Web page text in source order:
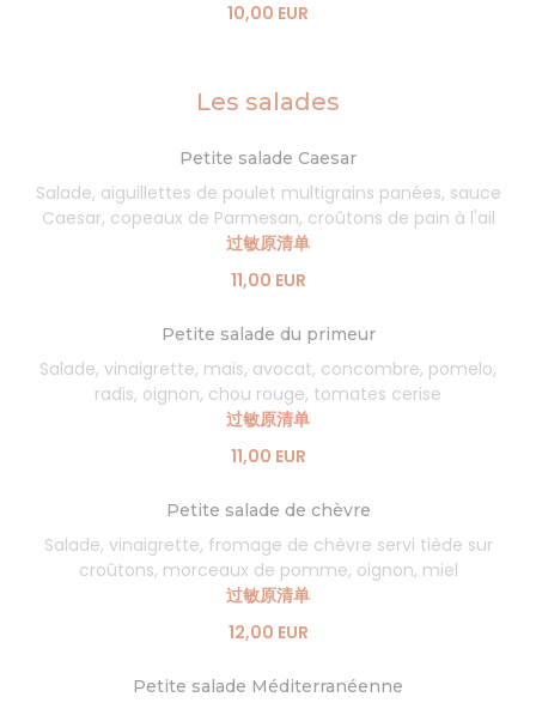
10,00 EUR
Les salades
Petite salade Caesar
Salade, aiguillettes de poulet multigrains panées, sauce
Caesar, copeaux de Parmesan, croûtons de pain à l'ail
过敏原清单
11,00 EUR
Petite salade du primeur
Salade, vinaigrette, maïs, avocat, concombre, pomelo,
radis, oignon, chou rouge, tomates cerise
过敏原清单
11,00 EUR
Petite salade de chèvre
Salade, vinaigrette, fromage de chèvre servi tiède sur
croûtons, morceaux de pomme, oignon, miel
过敏原清单
12,00 EUR
Petite salade Méditerranéenne